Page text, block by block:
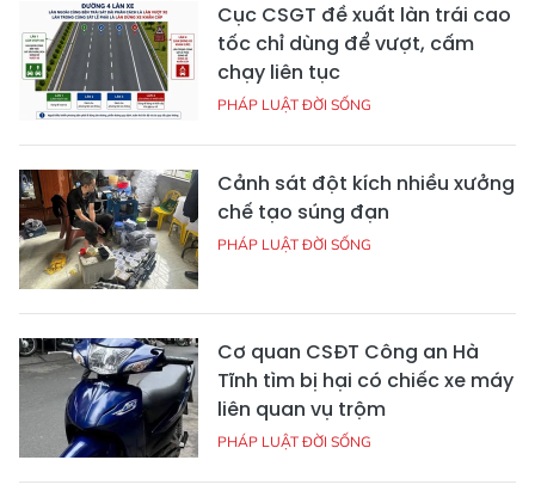
Cục CSGT đề xuất làn trái cao
tốc chỉ dùng để vượt, cấm
chạy liên tục
PHÁP LUẬT ĐỜI SỐNG
Cảnh sát đột kích nhiều xưởng
chế tạo súng đạn
PHÁP LUẬT ĐỜI SỐNG
Cơ quan CSĐT Công an Hà
Tĩnh tìm bị hại có chiếc xe máy
liên quan vụ trộm
PHÁP LUẬT ĐỜI SỐNG